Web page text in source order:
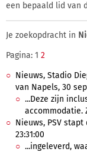
een bepaald lid van
Je zoekopdracht in
Pagina: 1 2
Nieuws, Stadio
van Napels, 30
...Deze zijn
accommodatie.
Nieuws, PSV
23:31:00
...ingeleverd,